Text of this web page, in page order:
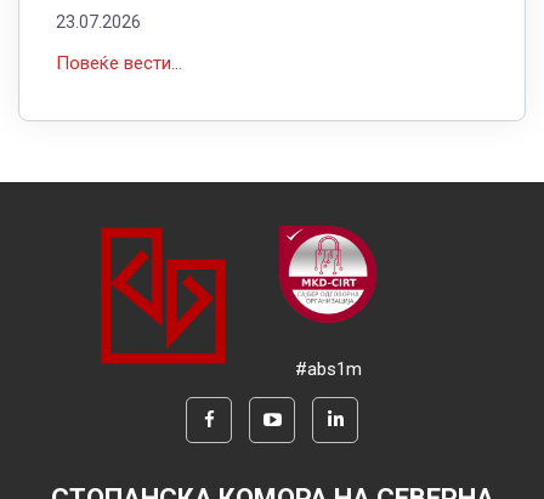
23.07.2026
Повеќе вести...
#abs1m